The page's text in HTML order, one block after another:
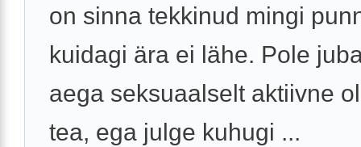
on sinna tekkinud mingi
kuidagi ära ei lähe. Pole
aega seksuaalselt aktiivne
tea, ega julge kuhugi ...